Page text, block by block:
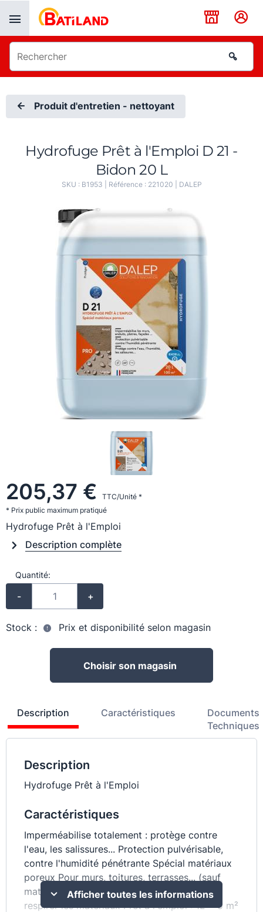
Produit d'entretien - nettoyant
Hydrofuge Prêt à l'Emploi D 21 -
Bidon 20 L
SKU : B1953 | Référence : 221020 DALEP
205,37 €
TTC/Unité *
* Prix public maximum pratiqué
Hydrofuge Prêt à l'Emploi
Description complète
Quantité:
- +
Stock : Prix et disponibilité selon magasin
Choisir son magasin
Description Caractéristiques
Documents
Techniques
Description
Hydrofuge Prêt à l'Emploi
Caractéristiques
Imperméabilise totalement : protège contre
l'eau, les salissures... Protection pulvérisable,
contre l'humidité pénétrante Spécial matériaux
poreux Pour murs, toitures, terrasses... (sauf
matériaux foncés et/ou peu poreux) Laisse
respirer les matériaux Prêt à l'emploi : 1L = 5 m²
Afficher toutes les informations
Panneau de gestion des cookies